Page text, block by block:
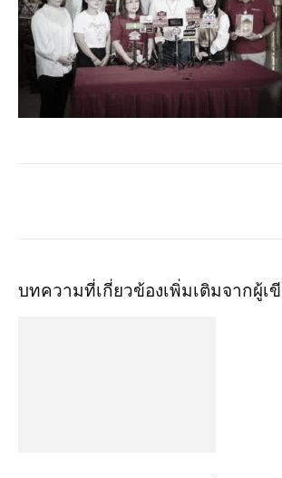
บทความที่เกี่ยวข้องเพิ่มเติมจากผู้เ